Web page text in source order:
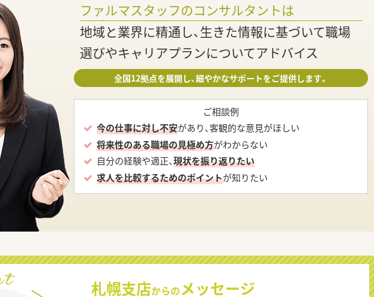
ファルマスタッフのコンサルタントは
地域と業界に精通し、生きた情報に基づいて職場
選びやキャリアプランについてアドバイス
全国12拠点を展開し、細やかなサポートをご提供します。
ご相談例
今の仕事に対し不安があり、客観的な意見がほしい
将来性のある職場の見極め方がわからない
自分の経験や適正、現状を振り返りたい
求人を比較するためのポイントが知りたい
札幌支店からのメッセージ